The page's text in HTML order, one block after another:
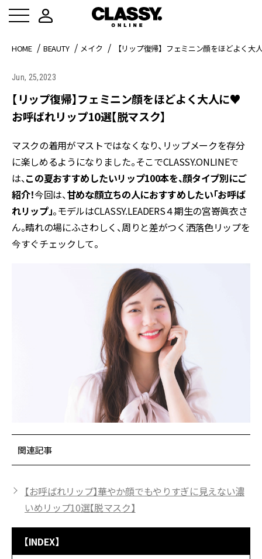
HOME BEAUTY メイク 【リップ復帰】フェミニン顔をほどよく
Jun, 25,2023
【リップ復帰】フェミニン顔をほどよく大人に♥
お呼ばれリップ10選【脱マスク】
マスクの着用がマストではなくなり、リップメークを存分
に楽しめるようになりました。そこでCLASSY.ONLINEで
は、この夏おすすめしたいリップ100本を、顔タイプ別にご
紹介！今回は、甘めな顔立ちの人におすすめしたい「お呼ば
れリップ」。モデルはCLASSY.LEADERS４期生の宮嵜眞衣さ
ん。晴れの場にふさわしく、周りと差がつく洒落色リップを
今すぐチェックして。
関連記事
【お呼ばれリップ】華やか顔でもやりすぎに見えない濃
いめリップ10選【脱マスク】
【INDEX】